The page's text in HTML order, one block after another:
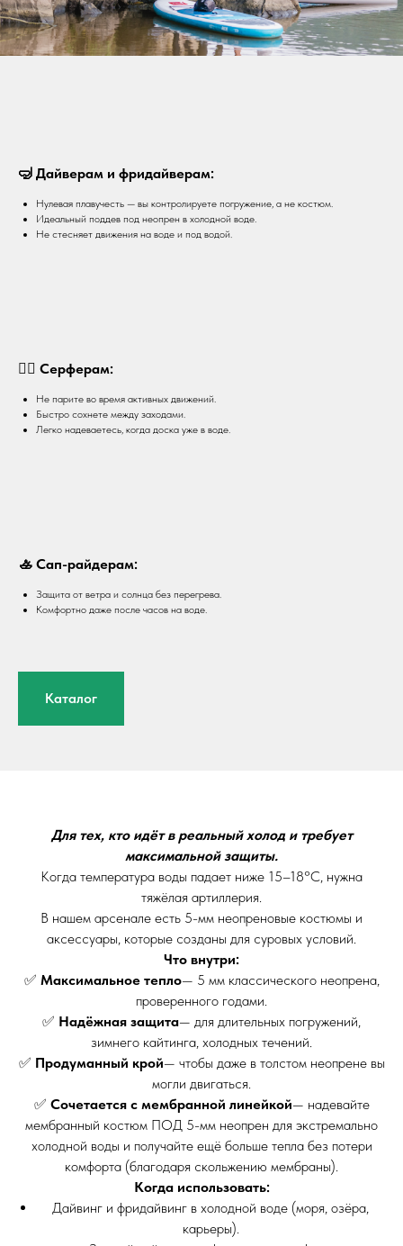
🤿 Дайверам и фридайверам:
Нулевая плавучесть — вы контролируете погружение, а не костюм.
Идеальный поддев под неопрен в холодной воде.
Не стесняет движения на воде и под водой.
🏄‍♂️ Cерферам:
Не парите во время активных движений.
Быстро сохнете между заходами.
Легко надеваетесь, когда доска уже в воде.
🚣 Сап-райдерам:
Защита от ветра и солнца без перегрева.
Комфортно даже после часов на воде.
Каталог
Для тех, кто идёт в реальный холод и требует
максимальной защиты.
Когда температура воды падает ниже 15–18°C, нужна
тяжёлая артиллерия.
В нашем арсенале есть 5-мм неопреновые костюмы и
аксессуары, которые созданы для суровых условий.
Что внутри:
✅ Максимальное тепло— 5 мм классического неопрена,
проверенного годами.
✅ Надёжная защита— для длительных погружений,
зимнего кайтинга, холодных течений.
✅ Продуманный крой— чтобы даже в толстом неопрене вы
могли двигаться.
✅ Сочетается с мембранной линейкой— надевайте
мембранный костюм ПОД 5-мм неопрен для экстремально
холодной воды и получайте ещё больше тепла без потери
комфорта (благодаря скольжению мембраны).
Когда использовать:
Дайвинг и фридайвинг в холодной воде (моря, озёра,
карьеры).